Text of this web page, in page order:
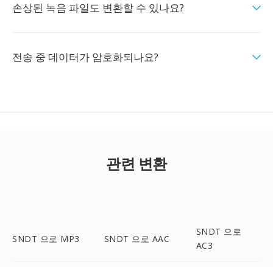
손상된 녹음 파일도 변환할 수 있나요?
전송 중 데이터가 암호화되나요?
관련 변환
SNDT 으로 MP3 SNDT 으로 AAC
SNDT 으로
AC3